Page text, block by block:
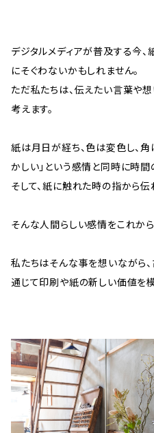
デジタルメディアが普及する今
にそぐわないかもしれません。
ただ私たちは、伝えたい言葉や想
考えます。
紙は月日が経ち、色は変色し、
かしい」という感情と同時に時間
そして、紙に触れた時の指から
そんな人間らしい感情をこれか
私たちはそんな事を想いながら
通じて印刷や紙の新しい価値を